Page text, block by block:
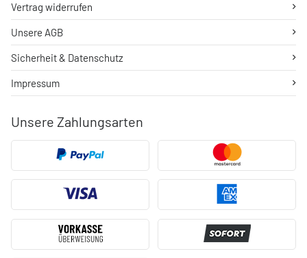
Unsere Zahlungsarten
Vertrag widerrufen
Unsere AGB
Sicherheit & Datenschutz
Impressum